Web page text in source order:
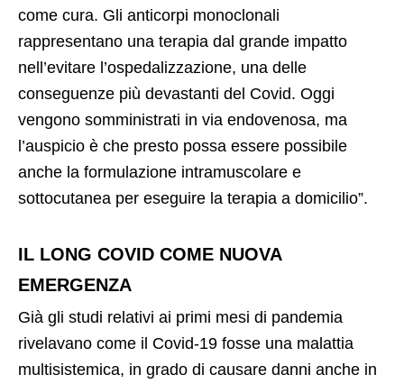
come cura. Gli anticorpi monoclonali
rappresentano una terapia dal grande impatto
nell’evitare l’ospedalizzazione, una delle
conseguenze più devastanti del Covid. Oggi
vengono somministrati in via endovenosa, ma
l’auspicio è che presto possa essere possibile
anche la formulazione intramuscolare e
sottocutanea per eseguire la terapia a domicilio”.
IL LONG COVID COME NUOVA
EMERGENZA
Già gli studi relativi ai primi mesi di pandemia
rivelavano come il Covid-19 fosse una malattia
multisistemica, in grado di causare danni anche in